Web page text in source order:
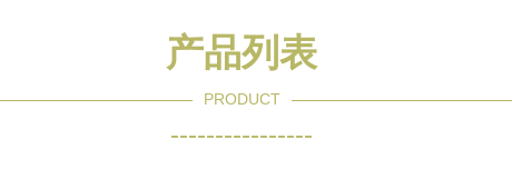
产品列表
PRODUCT
----------------